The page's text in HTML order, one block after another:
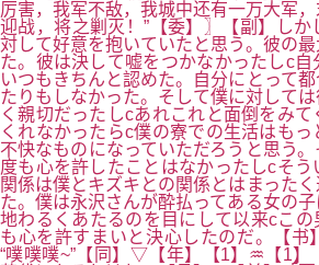
厉害，我军不敌，我城中还有一万大军
迎战，将之剿灭！”【委】〗【副】し
対して好意を抱いていたと思う。彼の
た。彼は決して嘘をつかなかったしc
いつもきちんと認めた。自分にとって
たりもしなかった。そして僕に対して
く親切だったしcあれこれと面倒をみ
くれなかったらc僕の寮での生活はもっ
不快なものになっていただろうと思う
度も心を許したことはなかったしcそ
関係は僕とキズキとの関係とはまった
た。僕は永沢さんが酔払ってある女の
地わるくあたるのを目にして以来cこの
も心を許すまいと決心したのだ。
“噗噗噗~”【同】▽【年】【1】♒【1】